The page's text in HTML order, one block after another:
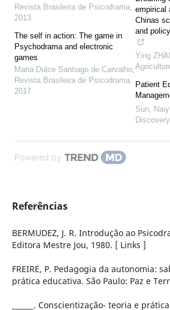
Revista Brasileira de Psicodrama,
2013
The self in action: The game in
Psychodrama and electronic
games
Maria Dulce Santiago de Carvalho,
Revista Brasileira de Psicodrama,
2017
empirical
Chinas
and
Ying
Patient
Sun,
Discovery
Powered by
Referências
BERMUDEZ, J. R. Introdução ao
Editora Mestre Jou, 1980. [ Links ]
FREIRE, P. Pedagogia da autonomia:
prática educativa. São Paulo: Paz e
______. Conscientização- teoria e